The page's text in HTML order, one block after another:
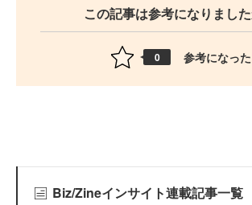
この記事は参考になりまし
0 参考になった
Biz/Zineインサイト連載記事一覧